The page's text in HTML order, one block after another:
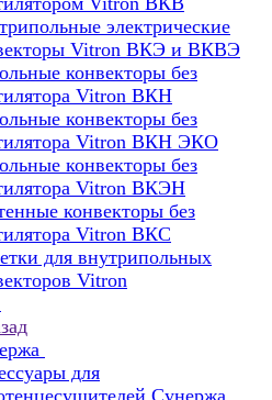
электрические
Vitron ВКЭ и ВКВЭ
конвекторы без
Vitron ВКН
конвекторы без
Vitron ВКН ЭКО
конвекторы без
Vitron ВКЭН
конвекторы без
Vitron ВКС
для внутрипольных
Vitron
для
Сунержа